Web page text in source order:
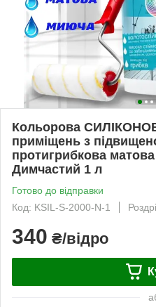
Кольорова
приміщень з
протигрибкова
Димчастий 1 л
Готово до відправки
Код: KSIL-S-2000-N-1
340 ₴/відро